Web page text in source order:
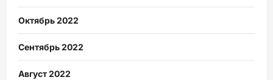
Октябрь 2022
Сентябрь 2022
Август 2022